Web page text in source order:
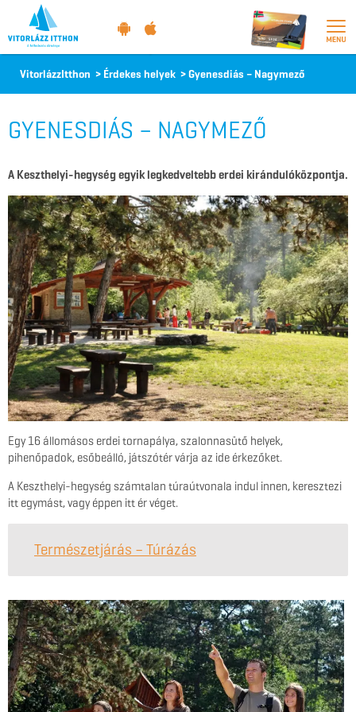
Vitorlázz
itthon
VitorlázzItthon > Érdekes helyek >Gyenesdiás – Nagymező
GYENESDIÁS – NAGYMEZŐ
A Keszthelyi-hegység egyik legkedveltebb erdei kirándulóközpontja.
Egy 16 állomásos erdei tornapálya, szalonnasütő helyek,
pihenőpadok, esőbeálló, játszótér várja az ide érkezőket.
A Keszthelyi-hegység számtalan túraútvonala indul innen, keresztezi
itt egymást, vagy éppen itt ér véget.
Természetjárás – Túrázás